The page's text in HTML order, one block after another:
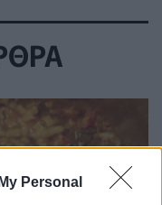
Personal